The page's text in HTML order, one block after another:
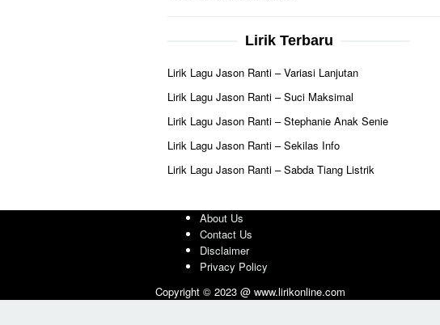
Lirik Terbaru
Lirik Lagu Jason Ranti – Variasi Lanjutan
Lirik Lagu Jason Ranti – Suci Maksimal
Lirik Lagu Jason Ranti – Stephanie Anak Senie
Lirik Lagu Jason Ranti – Sekilas Info
Lirik Lagu Jason Ranti – Sabda Tiang Listrik
About Us
Contact Us
Disclaimer
Privacy Policy
Copyright © 2023 @ www.lirikonline.com